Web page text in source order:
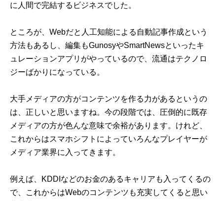
に人間で完結するビジネスでした。
ところが、Webだと人工知能による自動記事作成という
方法もあるし、編集もGunosyやSmartNewsといったキ
ュレーションアプリがやっているので、流通はテクノロ
ジーばかりになっている。
大手メディアの方がコンテンツを作る力があるというの
は、正しいと思いますね。今の段階では、圧倒的に既存
メディアの方が色んな意味で余裕があります。けれど、
これからはスマホシフトによっていろんなプレイヤーが
メディア業界に入ってきます。
例えば、KDDIなどのお金のあるキャリアも入ってくるの
で、これからはWebのコンテンツも充実してくると思い